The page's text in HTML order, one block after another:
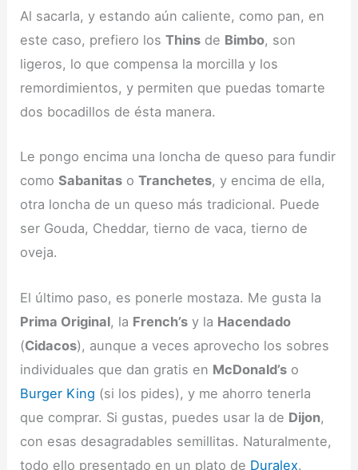
Al sacarla, y estando aún caliente, como pan, en
este caso, prefiero losThins de Bimbo, son
ligeros, lo que compensa la morcilla y los
remordimientos, y permiten que puedas tomarte
dos bocadillos de ésta manera.
Le pongo encima una loncha de queso para fundir
comoSabanitas oTranchetes, y encima de ella,
otra loncha de un queso más tradicional. Puede
ser Gouda, Cheddar, tierno de vaca, tierno de
oveja.
El último paso, es ponerle mostaza. Me gusta la
Prima Original, la French’s y la Hacendado
(Cidacos), aunque a veces aprovecho los sobres
individuales que dan gratis en McDonald’s o
Burger King (si los pides), y me ahorro tenerla
que comprar. Si gustas, puedes usar la de Dijon,
con esas desagradables semillitas. Naturalmente,
todo ello presentado en un plato de Duralex.